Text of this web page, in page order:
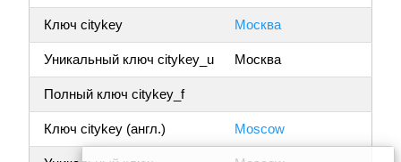
Ключ citykey Москва
Уникальный ключ citykey_u Москва
Полный ключ citykey_f
Ключ citykey (англ.) Moscow